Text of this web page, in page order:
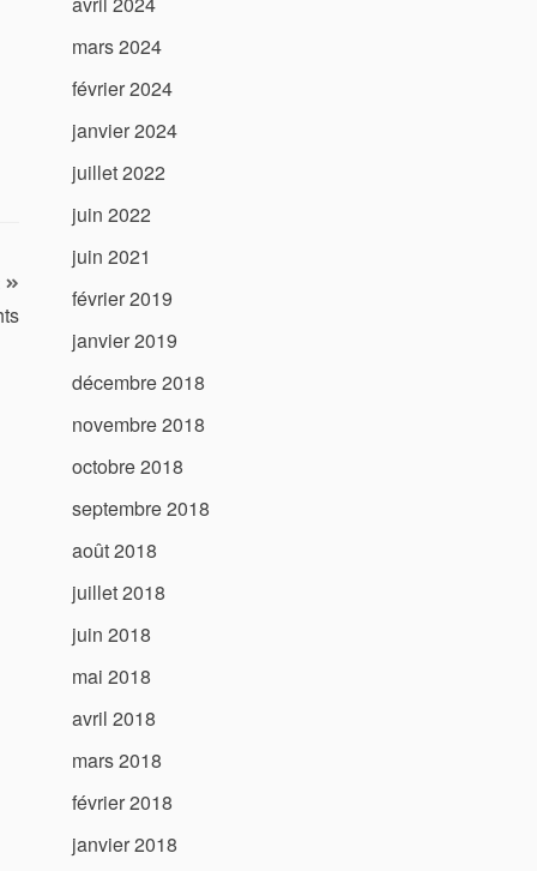
mars 2024
février 2024
janvier 2024
juillet 2022
juin 2022
juin 2021
février 2019
janvier 2019
décembre 2018
novembre 2018
octobre 2018
septembre 2018
août 2018
juillet 2018
juin 2018
mai 2018
avril 2018
mars 2018
février 2018
janvier 2018